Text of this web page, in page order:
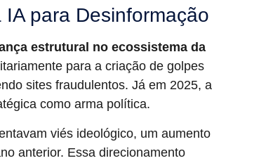
para Desinformação
estrutural no ecossistema da
para a criação de golpes
sites fraudulentos. Já em 2025, a
como arma política.
viés ideológico, um aumento
anterior. Essa direcionamento